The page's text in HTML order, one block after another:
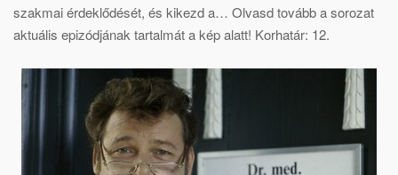
szakmai érdeklődését, és kikezd a… Olvasd tovább a sorozat
aktuális epizódjának tartalmát a kép alatt! Korhatár: 12.